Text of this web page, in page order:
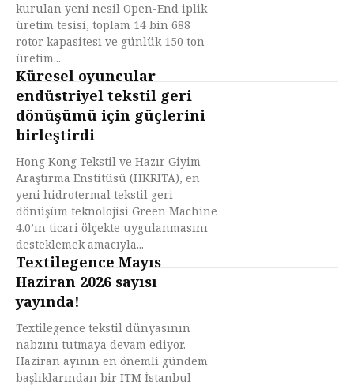
kurulan yeni nesil Open-End iplik
üretim tesisi, toplam 14 bin 688
rotor kapasitesi ve günlük 150 ton
üretim...
Küresel oyuncular
endüstriyel tekstil geri
dönüşümü için güçlerini
birleştirdi
Hong Kong Tekstil ve Hazır Giyim
Araştırma Enstitüsü (HKRITA), en
yeni hidrotermal tekstil geri
dönüşüm teknolojisi Green Machine
4.0’ın ticari ölçekte uygulanmasını
desteklemek amacıyla...
Textilegence Mayıs
Haziran 2026 sayısı
yayında!
Textilegence tekstil dünyasının
nabzını tutmaya devam ediyor.
Haziran ayının en önemli gündem
başlıklarından bir ITM İstanbul